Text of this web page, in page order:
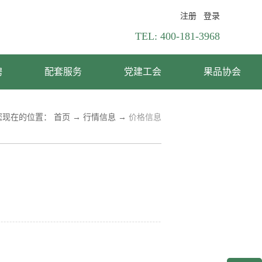
登录
注册
TEL: 400-181-3968
配套服务 党建工会 果品协会
现在的位置： 首页 → 行情信息 → 价格信息